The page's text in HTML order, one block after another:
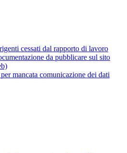
cessati dal rapporto di lavoro
da pubblicare sul sito
mancata comunicazione dei dati